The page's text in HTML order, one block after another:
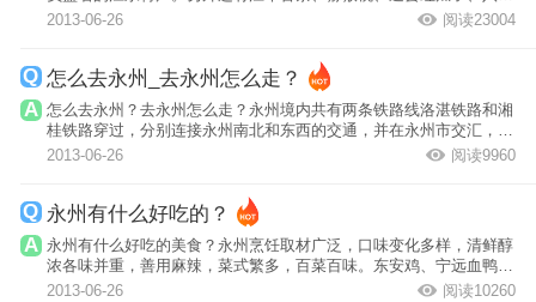
被、黑糊...
2013-06-26 阅读23004
怎么去永州_去永州怎么走？
怎么去永州？去永州怎么走？永州境内共有两条铁路线洛湛铁路和湘
桂铁路穿过，分别连接永州南北和东西的交通，并在永州市交汇，形
成枢纽位置...
2013-06-26 阅读9960
永州有什么好吃的？
永州有什么好吃的美食？永州烹饪取材广泛，口味变化多样，清鲜醇
浓各味并重，善用麻辣，菜式繁多，百菜百味。东安鸡、宁远血鸭、
零陵喝螺、...
2013-06-26 阅读10260